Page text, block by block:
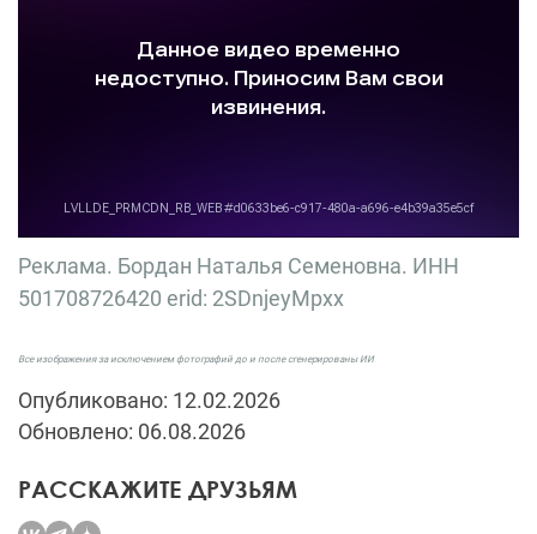
Реклама. Бордан Наталья Семеновна. ИНН
501708726420 erid: 2SDnjeyMpxx
Все изображения за исключением фотографий до и после сгенерированы ИИ
Опубликовано: 12.02.2026
Обновлено: 06.08.2026
РАССКАЖИТЕ ДРУЗЬЯМ